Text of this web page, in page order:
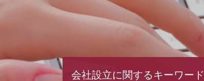
会社設立に関するキーワード